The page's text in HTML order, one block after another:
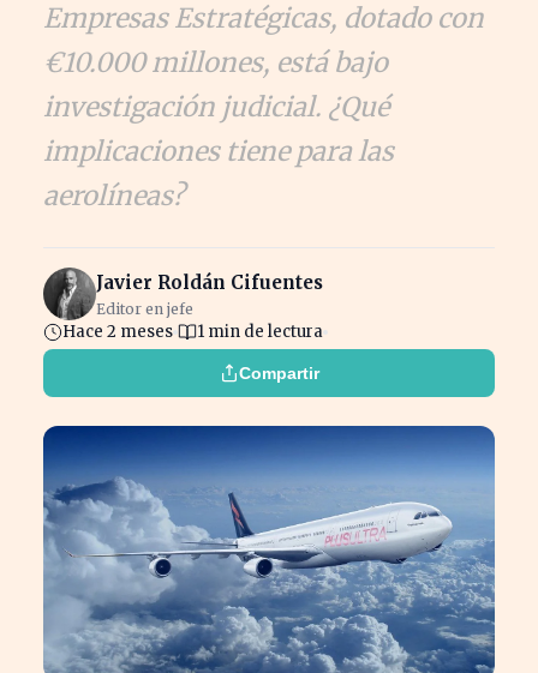
Empresas Estratégicas, dotado con
€10.000 millones, está bajo
investigación judicial. ¿Qué
implicaciones tiene para las
aerolíneas?
Javier Roldán Cifuentes
Editor en jefe
Hace 2 meses 1 min de lectura
Compartir